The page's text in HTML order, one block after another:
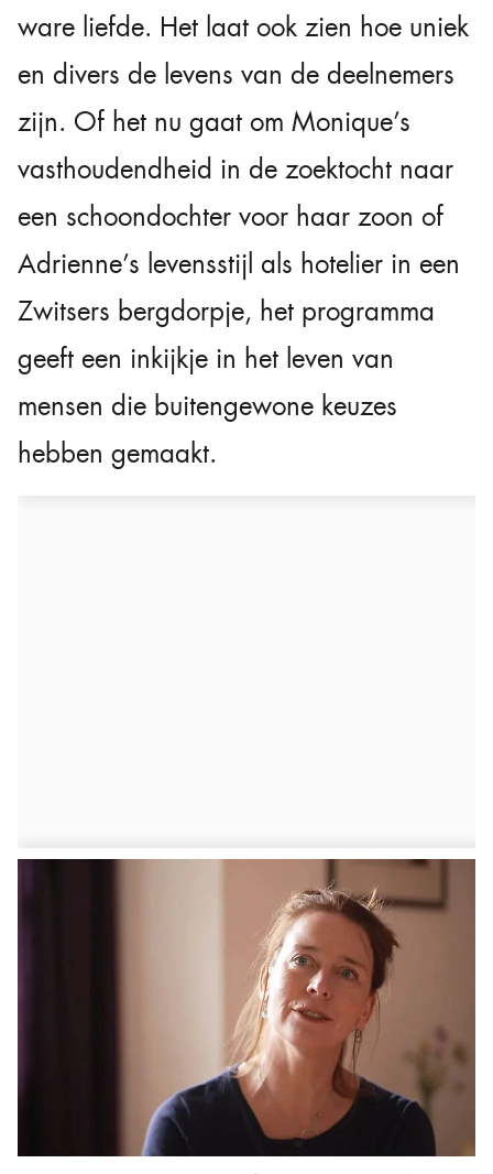
ware liefde. Het laat ook zien hoe uniek
en divers de levens van de deelnemers
zijn. Of het nu gaat om Monique’s
vasthoudendheid in de zoektocht naar
een schoondochter voor haar zoon of
Adrienne’s levensstijl als hotelier in een
Zwitsers bergdorpje, het programma
geeft een inkijkje in het leven van
mensen die buitengewone keuzes
hebben gemaakt.